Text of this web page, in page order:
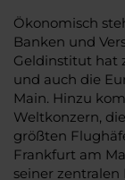
Ökonomisch
Banken und
Geldinstitut hat
und auch die
Main. Hinzu
Weltkonzern,
größten
Frankfurt am
seiner